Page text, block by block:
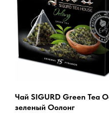
Чай SIGURD Green Tea
зеленый Оолонг